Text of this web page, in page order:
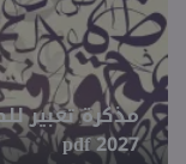
مذكرة تعبير
2027 pdf